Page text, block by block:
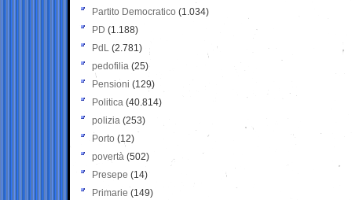
Partito Democratico (1.034)
PD (1.188)
PdL (2.781)
pedofilia (25)
Pensioni (129)
Politica (40.814)
polizia (253)
Porto (12)
povertà (502)
Presepe (14)
Primarie (149)